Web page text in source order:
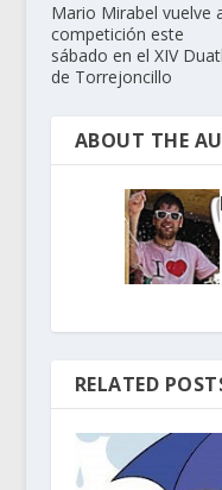
Mario Mirabel vuelve
competición este
sábado en el XIV
de Torrejoncillo
ABOUT THE
RELATED